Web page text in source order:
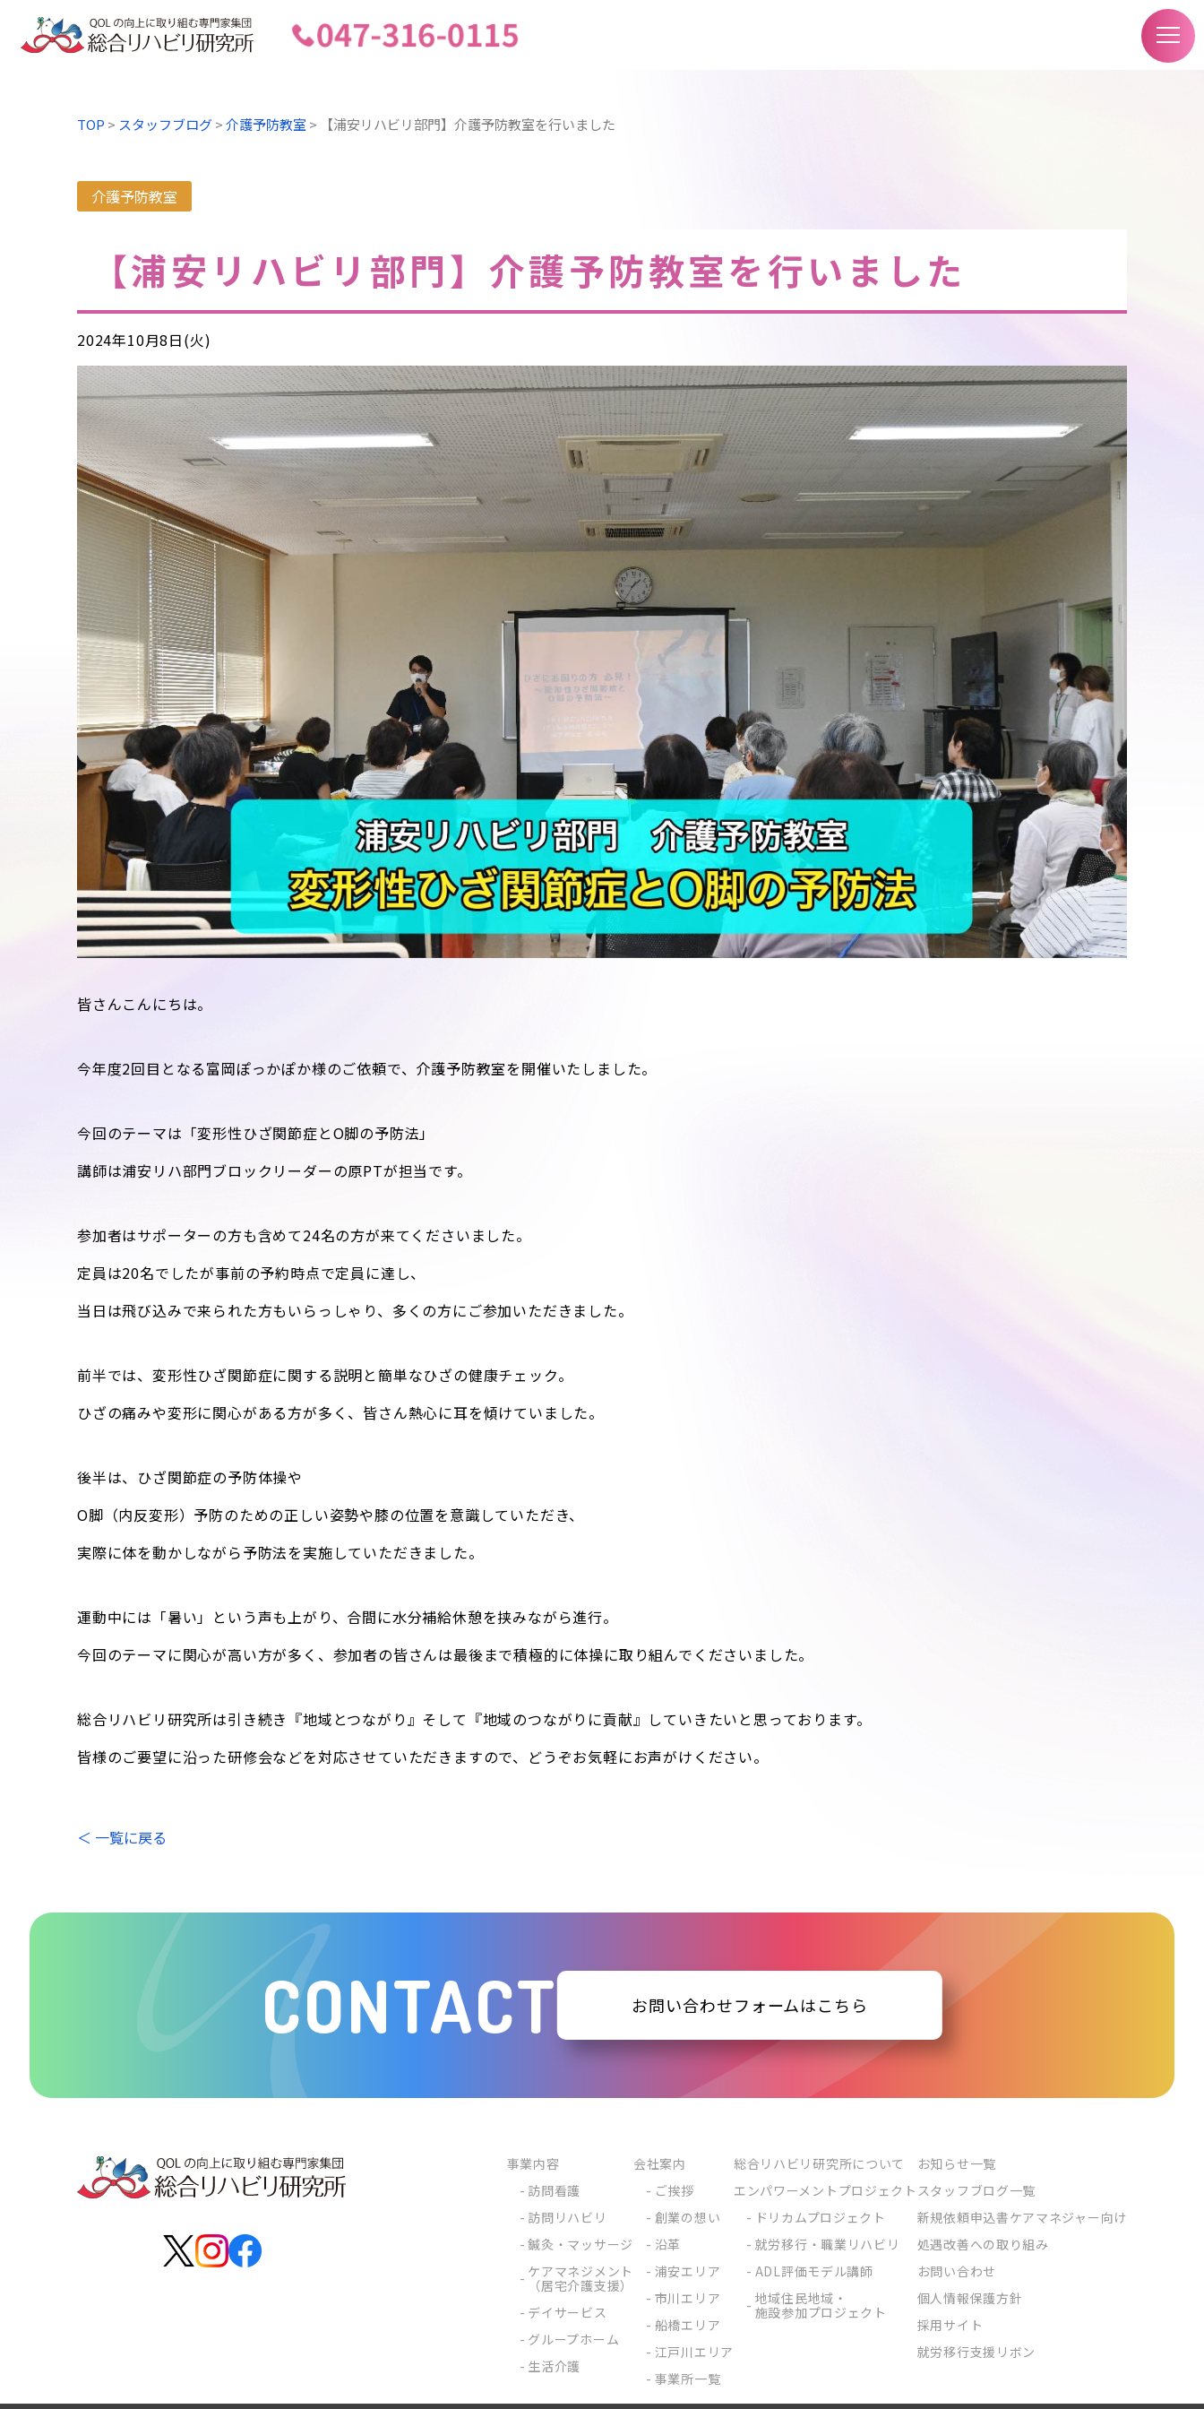
TOP > スタッフブログ>介護予防教室 > 【浦安リハビリ部門】介護予防教室を行いました
介護予防教室
【浦安リハビリ部門】介護予防教室を行いました
2024年10月8日(火)
皆さんこんにちは。
今年度2回目となる富岡ぽっかぽか様のご依頼で、介護予防教室を開催いたしました。
今回のテーマは「変形性ひざ関節症とO脚の予防法」
講師は浦安リハ部門ブロックリーダーの原PTが担当です。
参加者はサポーターの方も含めて24名の方が来てくださいました。
定員は20名でしたが事前の予約時点で定員に達し、
当日は飛び込みで来られた方もいらっしゃり、多くの方にご参加いただきました。
前半では、変形性ひざ関節症に関する説明と簡単なひざの健康チェック。
ひざの痛みや変形に関心がある方が多く、皆さん熱心に耳を傾けていました。
後半は、ひざ関節症の予防体操や
O脚（内反変形）予防のための正しい姿勢や膝の位置を意識していただき、
実際に体を動かしながら予防法を実施していただきました。
運動中には「暑い」という声も上がり、合間に水分補給休憩を挟みながら進行。
今回のテーマに関心が高い方が多く、参加者の皆さんは最後まで積極的に体操に取り組んでくださいました。
総合リハビリ研究所は引き続き『地域とつながり』そして『地域のつながりに貢献』していきたいと思っております。
皆様のご要望に沿った研修会などを対応させていただきますので、どうぞお気軽にお声がけください。
＜ 一覧に戻る
CONTACT お問い合わせフォームはこちら
事業内容
訪問看護
訪問リハビリ
鍼灸・マッサージ
ケアマネジメント
（居宅介護支援）
デイサービス
グループホーム
生活介護
会社案内
ご挨拶
創業の想い
沿革
浦安エリア
市川エリア
船橋エリア
江戸川エリア
事業所一覧
総合リハビリ研究所について
エンパワーメントプロジェクト
ドリカムプロジェクト
就労移行・職業リハビリ
ADL評価モデル講師
地域住民地域・
施設参加プロジェクト
お知らせ一覧
スタッフブログ一覧
新規依頼申込書ケアマネジャー向け
処遇改善への取り組み
お問い合わせ
個人情報保護方針
採用サイト
就労移行支援リボン